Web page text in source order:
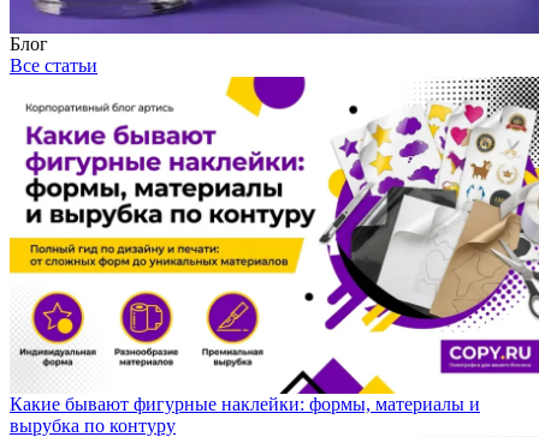
Блог
Все статьи
Какие бывают фигурные наклейки: формы, материалы и
вырубка по контуру